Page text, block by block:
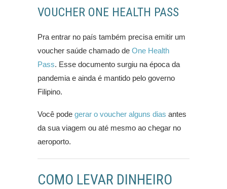
VOUCHER ONE HEALTH PASS
Pra entrar no país também precisa emitir um
voucher saúde chamado de One Health
Pass. Esse documento surgiu na época da
pandemia e ainda é mantido pelo governo
Filipino.
Você pode gerar o voucher alguns dias antes
da sua viagem ou até mesmo ao chegar no
aeroporto.
COMO LEVAR DINHEIRO